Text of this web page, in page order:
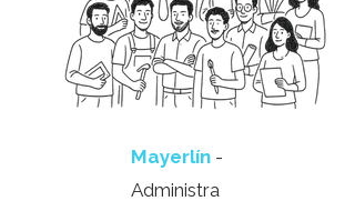
Mayerlín -
Administra